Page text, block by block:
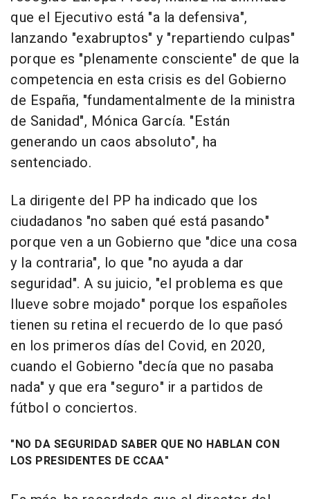
que el Ejecutivo está "a la defensiva",
lanzando "exabruptos" y "repartiendo culpas"
porque es "plenamente consciente" de que la
competencia en esta crisis es del Gobierno
de España, "fundamentalmente de la ministra
de Sanidad", Mónica García. "Están
generando un caos absoluto", ha
sentenciado.
La dirigente del PP ha indicado que los
ciudadanos "no saben qué está pasando"
porque ven a un Gobierno que "dice una cosa
y la contraria", lo que "no ayuda a dar
seguridad". A su juicio, "el problema es que
llueve sobre mojado" porque los españoles
tienen su retina el recuerdo de lo que pasó
en los primeros días del Covid, en 2020,
cuando el Gobierno "decía que no pasaba
nada" y que era "seguro" ir a partidos de
fútbol o conciertos.
"NO DA SEGURIDAD SABER QUE NO HABLAN CON
LOS PRESIDENTES DE CCAA"